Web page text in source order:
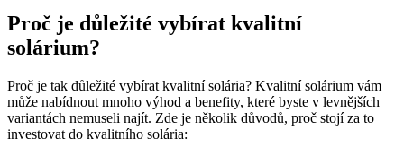
Proč je důležité vybírat kvalitní
solárium?
Proč‌ je tak důležité vybírat kvalitní solária?​ Kvalitní solárium vám
může nabídnout mnoho ⁣výhod a benefity, které byste v levnějších⁢
variantách nemuseli ⁤najít. Zde je několik důvodů, proč stojí za to
investovat do ⁢kvalitního solária: